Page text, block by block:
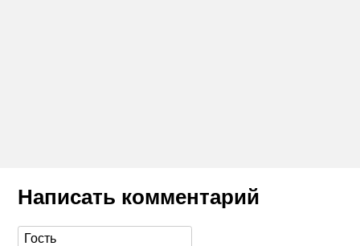
Написать комментарий